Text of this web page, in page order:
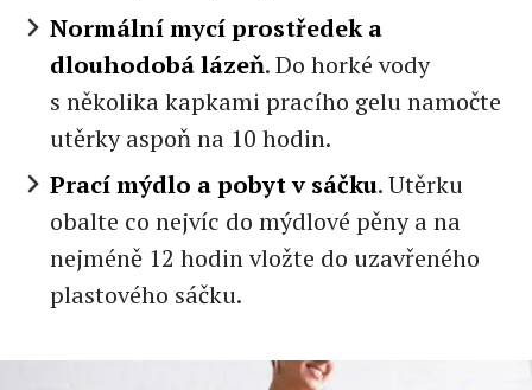
Normální mycí prostředek a
dlouhodobá lázeň. Do horké vody
s několika kapkami pracího gelu namočte
utěrky aspoň na 10 hodin.
Prací mýdlo a pobyt v sáčku. Utěrku
obalte co nejvíc do mýdlové pěny a na
nejméně 12 hodin vložte do uzavřeného
plastového sáčku.